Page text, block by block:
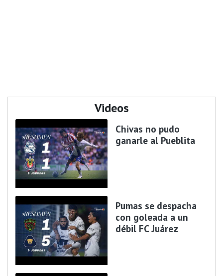
Videos
Chivas no pudo
ganarle al Pueblita
Pumas se despacha
con goleada a un
débil FC Juárez